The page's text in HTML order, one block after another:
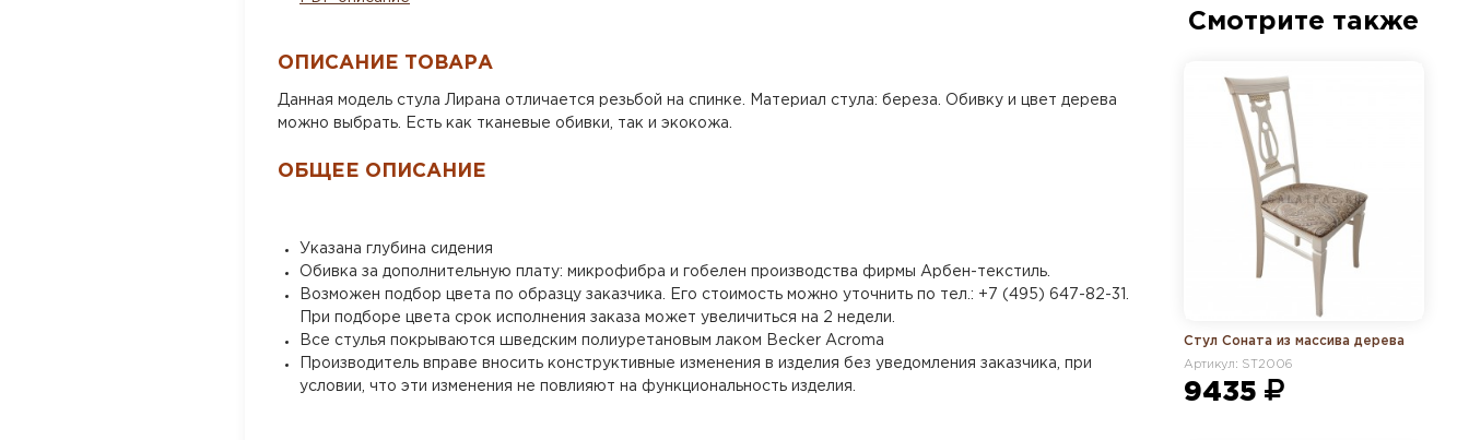
ОПИСАНИЕ ТОВАРА
Данная модель стула Лирана отличается резьбой на спинке. Материал стула: береза. Обивку и цвет дерева
можно выбрать. Есть как тканевые обивки, так и экокожа.
ОБЩЕЕ ОПИСАНИЕ
Указана глубина сидения
Обивка за дополнительную плату: микрофибра и гобелен производства фирмы Арбен-текстиль.
Возможен подбор цвета по образцу заказчика. Его стоимость можно уточнить по тел.: +7 (495) 647-82-31.
При подборе цвета срок исполнения заказа может увеличиться на 2 недели.
Все стулья покрываются шведским полиуретановым лаком Becker Acroma
Производитель вправе вносить конструктивные изменения в изделия без уведомления заказчика, при
условии, что эти изменения не повлияют на функциональность изделия.
Смотрите также
Стул Соната из массива дерева
Артикул: ST2006
9435